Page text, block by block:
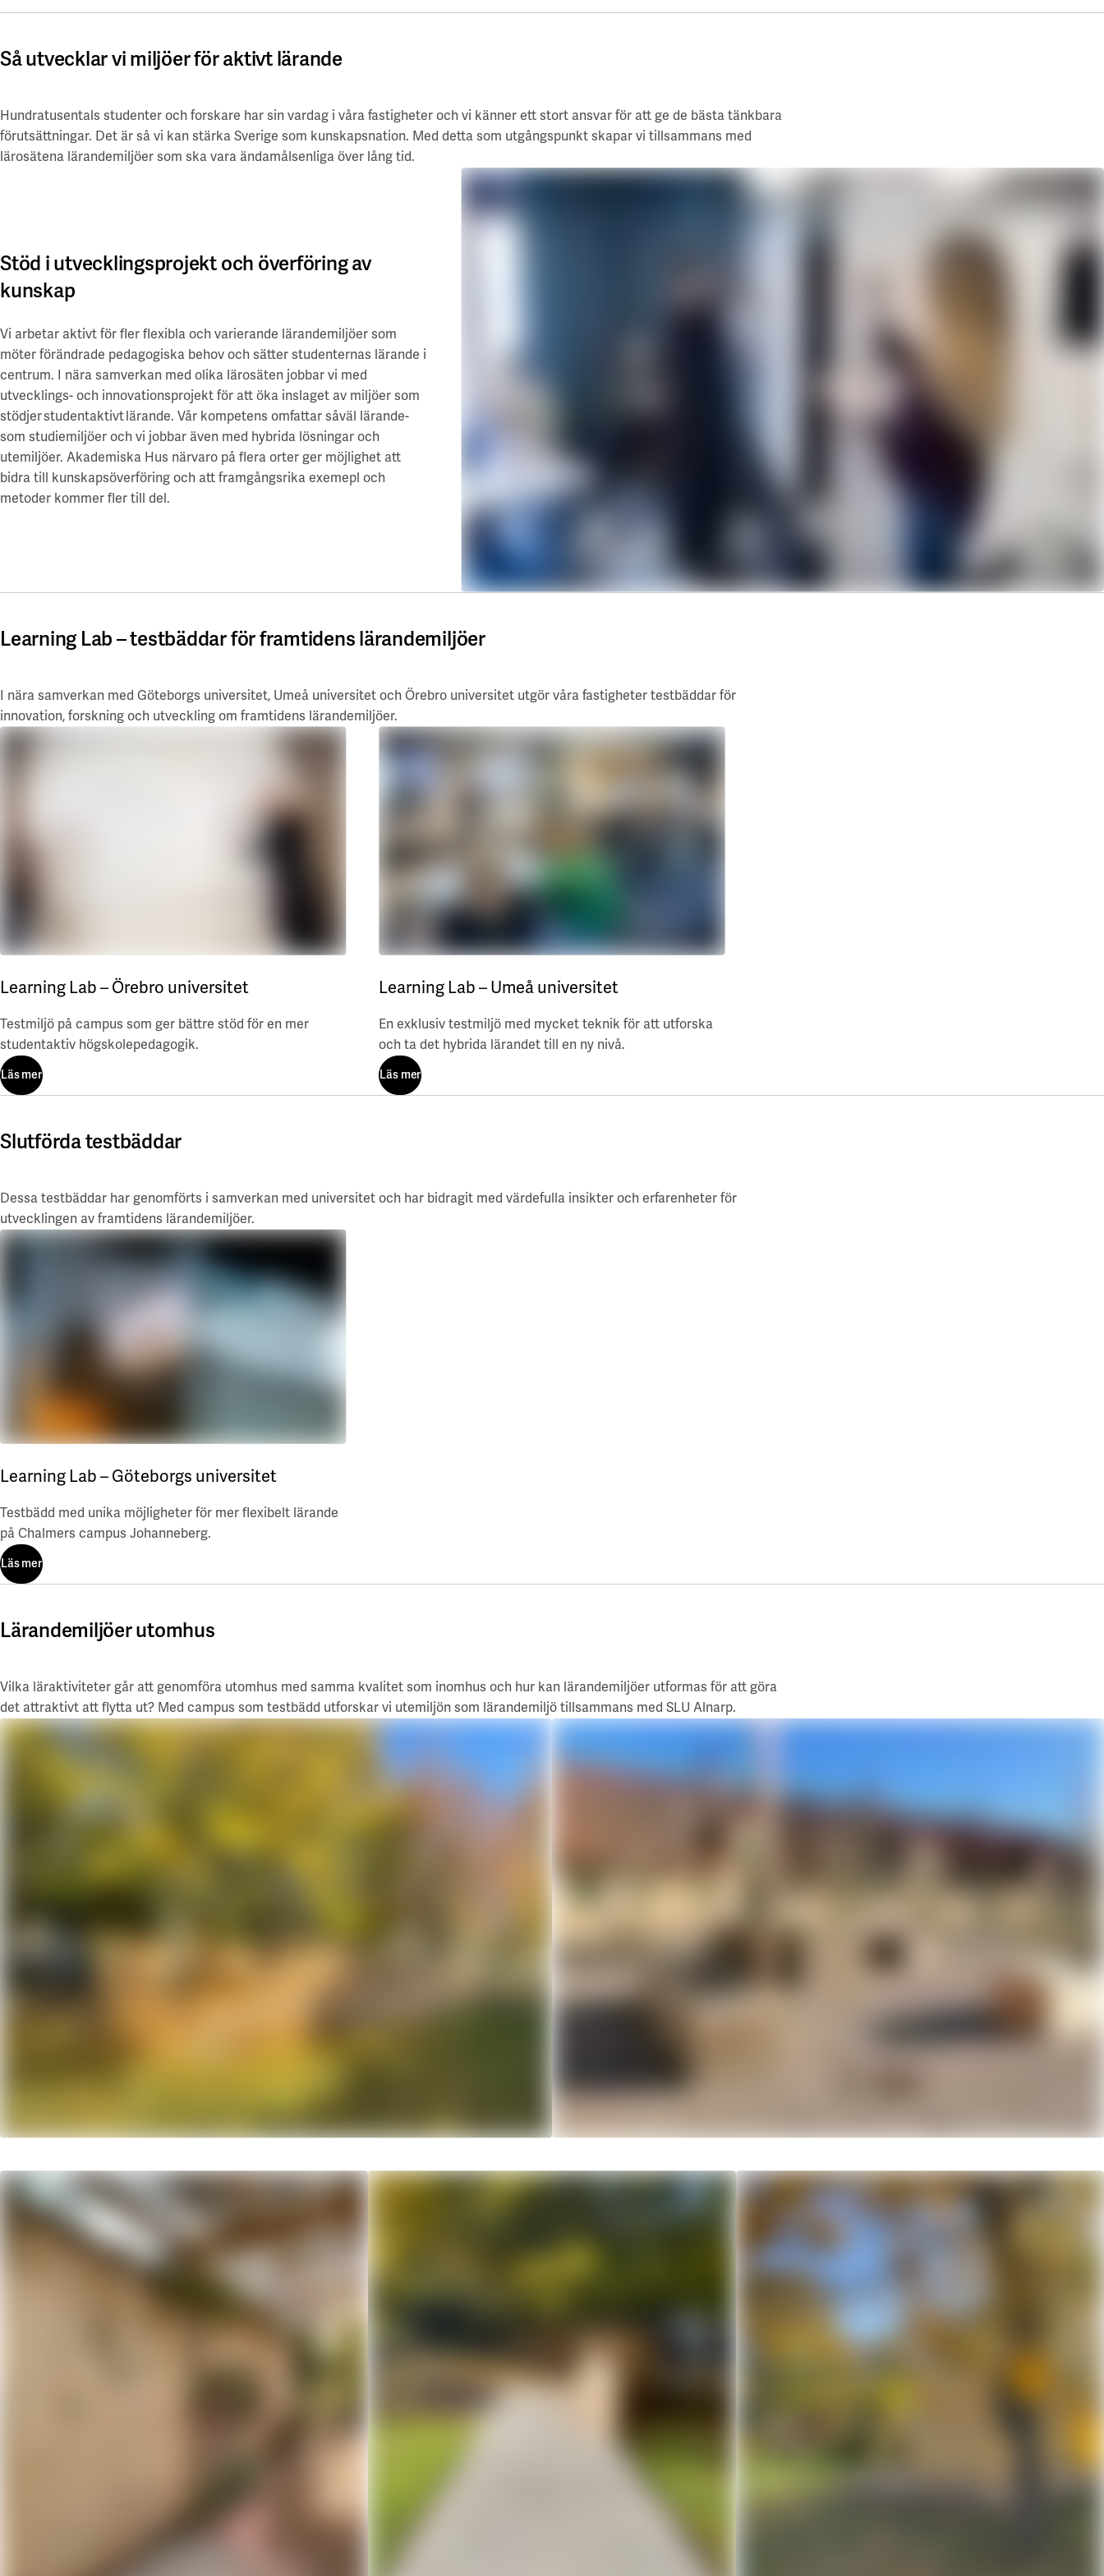
Så utvecklar vi miljöer för aktivt lärande
Hundratusentals studenter och forskare har sin vardag i våra fastigheter och vi känner ett stort ansvar för att ge de bästa tänkbara
förutsättningar. Det är så vi kan stärka Sverige som kunskapsnation. Med detta som utgångspunkt skapar vi tillsammans med
lärosätena lärandemiljöer som ska vara ändamålsenliga över lång tid.
Stöd i utvecklingsprojekt och överföring av
kunskap
Vi arbetar aktivt för fler flexibla och varierande lärandemiljöer som
möter förändrade pedagogiska behov och sätter studenternas lärande i
centrum. I nära samverkan med olika lärosäten jobbar vi med
utvecklings- och innovationsprojekt för att öka inslaget av miljöer som
stödjerstudentaktivtlärande. Vår kompetens omfattar såväl lärande-
som studiemiljöer och vi jobbar även med hybrida lösningar och
utemiljöer. Akademiska Hus närvaro på flera orter ger möjlighet att
bidra till kunskapsöverföring och att framgångsrika exemepl och
metoder kommer fler till del.
Learning Lab – testbäddar för framtidens lärandemiljöer
I nära samverkan med Göteborgs universitet, Umeå universitet och Örebro universitet utgör våra fastigheter testbäddar för
innovation, forskning och utveckling om framtidens lärandemiljöer.
Learning Lab – Örebro universitet
Testmiljö på campus som ger bättre stöd för en mer
studentaktiv högskolepedagogik.
Läs mer
Learning Lab – Umeå universitet
En exklusiv testmiljö med mycket teknik för att utforska
och ta det hybrida lärandet till en ny nivå.
Läs mer
Slutförda testbäddar
Dessa testbäddar har genomförts i samverkan med universitet och har bidragit med värdefulla insikter och erfarenheter för
utvecklingen av framtidens lärandemiljöer.
Learning Lab – Göteborgs universitet
Testbädd med unika möjligheter för mer flexibelt lärande
på Chalmers campus Johanneberg.
Läs mer
Lärandemiljöer utomhus
Vilka läraktiviteter går att genomföra utomhus med samma kvalitet som inomhus och hur kan lärandemiljöer utformas för att göra
det attraktivt att flytta ut? Med campus som testbädd utforskar vi utemiljön som lärandemiljö tillsammans med SLU Alnarp.